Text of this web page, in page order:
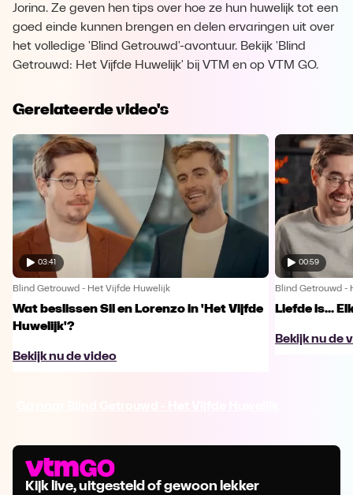
Jorina. Ze geven hen tips over hoe ze hun huwelijk tot een
goed einde kunnen brengen en delen ervaringen uit over
het volledige 'Blind Getrouwd'-avontuur. Bekijk 'Blind
Getrouwd: Het Vijfde Huwelijk' bij VTM en op VTM GO.
Gerelateerde video's
03:41
Blind Getrouwd - Het Vijfde Huwelijk
Wat beslissen Sil en Lorenzo in 'Het Vijfde
Huwelijk'?
Bekijk nu de video
00:59
Blind Getrouwd -
Liefde is...
Bekijk nu de
Kijk live, uitgesteld of gewoon lekker